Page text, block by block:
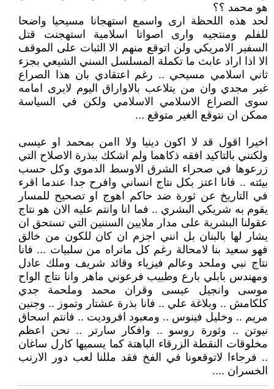
هو محمد ؟؟
لحد هذه اللحظة ارى واسمع استهجانا مسيحيا واضحا
للفلم ومنتجيه وارى اصواتا اسلامية استهجنت قتل
السفير الامريكي ولن اتوقع منهم الا الثبات على الموقف
الا اذا اراد عابث ما تكملة المسلسل السني الشيعي بجزء
ثاني اسلامي مسيحي .. رغم اعتقادي بان هذا الصراع
غير مجدي وان من يتلاعب بالاواراق اليوم لايرى امامه
سوى الصراع الاسلامي الاسلامي ولكن في السياسة
ممكن ان نتوقع الغير متوقع ...
اخيرا اقول قد لا اكون دينيا ولا اامن بمحمد او عيسى
ولكنني بالتاكيد افقه ذكاهما ولم اشكك ببذرة الاصلاح التي
زرعوها في صحراء الشرق الاوسط الدموي وكل حسب
بيئته .. فانا اعتز بكل نتاج انساني وافرح جدا عندما اقرء
في التاريخ عن ثورة ضد حاكم اهوج او تصحيح للمسار
يقوم به شريكي البشري .. فما انا وانتم عليه الان هو نتاج
عقولنا البشرية على مدار ملايين السننين التي تستحق ان
يشار لها بالبنان بل انني اجزم ان كان للكون من خالق
فهو سعيد بنا لامحالة رغم كل مانراه من سلبيات ... فانا
نتاج نبي وملحد وعالم فيزياء وقائد شريف وملك عادل
ومهندس بابلي بارع وطبيب فرعوني ماهر وانا نتاج الواح
موسى وانجيل عيسى وقران محمد وملحمة جدي
كلكامش .. وبلاغة علي .. فانا بذرة عشتار وتموز .. وجنين
مريم .. وخليل فينوس .. ومعبود افروديت .. فانتم اسحاق
نيوتن .. وثورة روسو .. وافكار سارتر .. نحن اعظم
مخلوقات النقطة الزرقاء الباهتة كما يسميها كارل ساغان
.. فرجاءا لاتوقعونا في الفخ فقد مللنا لعب دور الارنب
الخسران ....